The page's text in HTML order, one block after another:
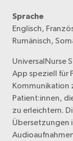
Sprache
Englisch,
Rumänisch,
UniversalNurse
App speziell für
Kommunikation
Patient:innen,
zu erleichtern.
Übersetzungen